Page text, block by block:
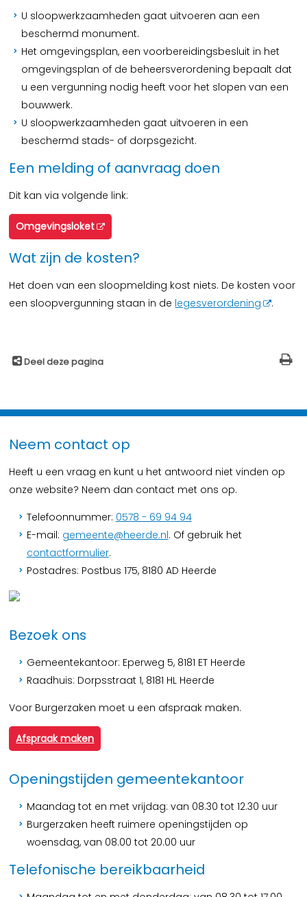
U sloopwerkzaamheden gaat uitvoeren aan een
beschermd monument.
Het omgevingsplan, een voorbereidingsbesluit in het
omgevingsplan of de beheersverordening bepaalt dat
u een vergunning nodig heeft voor het slopen van een
bouwwerk.
U sloopwerkzaamheden gaat uitvoeren in een
beschermd stads- of dorpsgezicht.
Een melding of aanvraag doen
Dit kan via volgende link:
Omgevingsloket
Wat zijn de kosten?
Het doen van een sloopmelding kost niets. De kosten voor
een sloopvergunning staan in de legesverordening .
Deel deze pagina
Neem contact op
Heeft u een vraag en kunt u het antwoord niet vinden op
onze website? Neem dan contact met ons op.
Telefoonnummer: 0578 - 69 94 94
E-mail: gemeente@heerde.nl. Of gebruik het
contactformulier.
Postadres: Postbus 175, 8180 AD Heerde
Bezoek ons
Gemeentekantoor: Eperweg 5, 8181 ET Heerde
Raadhuis: Dorpsstraat 1, 8181 HL Heerde
Voor Burgerzaken moet u een afspraak maken.
Afspraak maken
Openingstijden gemeentekantoor
Maandag tot en met vrijdag: van 08.30 tot 12.30 uur
Burgerzaken heeft ruimere openingstijden op
woensdag, van 08.00 tot 20.00 uur
Telefonische bereikbaarheid